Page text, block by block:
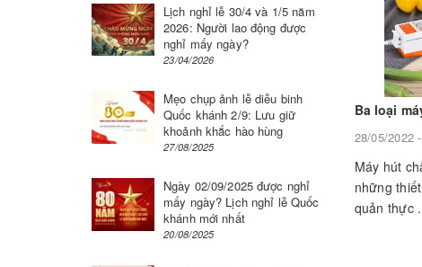
28/05/2022
Máy hút
những
quản thực
Lịch nghỉ lễ 30/4 và 1/5 năm
2026: Người lao động được
nghỉ mấy ngày?
23/04/2026
Mẹo chụp ảnh lễ diễu binh
Quốc khánh 2/9: Lưu giữ
khoảnh khắc hào hùng
27/08/2025
Ngày 02/09/2025 được nghỉ
mấy ngày? Lịch nghỉ lễ Quốc
khánh mới nhất
20/08/2025